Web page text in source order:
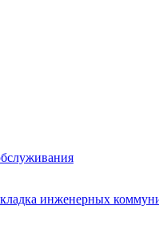
инженерных